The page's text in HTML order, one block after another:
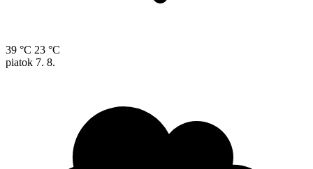
39 °C 23 °C
piatok 7. 8.